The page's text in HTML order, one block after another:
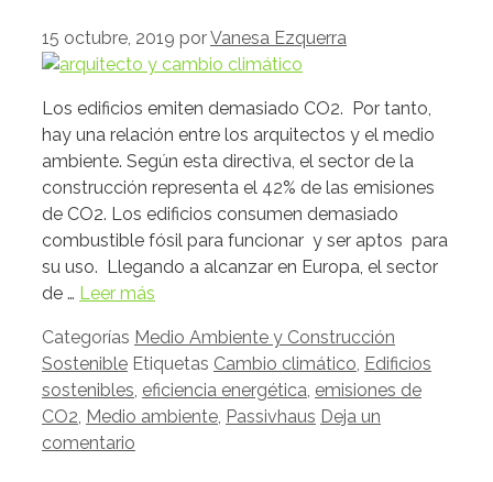
15 octubre, 2019 porVanesa Ezquerra
Los edificios emiten demasiado CO2. Por tanto,
hay una relación entre los arquitectos y el medio
ambiente. Según esta directiva, el sector de la
construcción representa el 42% de las emisiones
de CO2. Los edificios consumen demasiado
combustible fósil para funcionar y ser aptos para
su uso. Llegando a alcanzar en Europa, el sector
de … Leer más
Categorías Medio Ambiente y Construcción
Sostenible Etiquetas Cambio climático, Edificios
sostenibles, eficiencia energética, emisiones de
CO2, Medio ambiente, Passivhaus Deja un
comentario